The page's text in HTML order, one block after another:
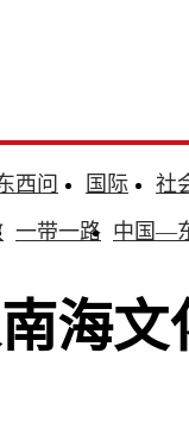
西问 国际
社
一带一路 中国—
海